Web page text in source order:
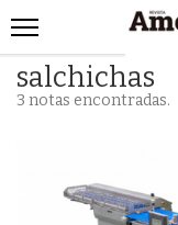
INICIO
ARTICULOS
PRODUCCIÓN
salchichas
3 notas encontradas.